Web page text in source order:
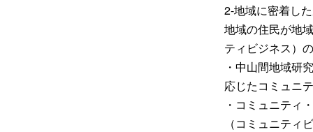
2-地域に密着し
地域の住民が地
ティビジネス）
・中山間地域研
応じたコミュニ
・コミュニティ
（コミュニティ